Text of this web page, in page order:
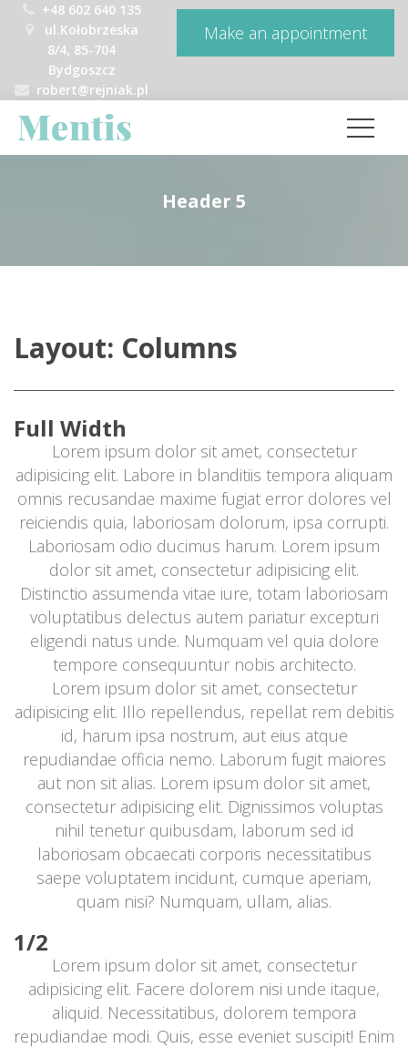
+48 602 640 135
ul.Kołobrzeska
8/4, 85-704
Bydgoszcz
robert@rejniak.pl
Make an appointment
Header 5
Layout: Column
Full Width
Lorem ipsum dolor sit amet, consectetur
adipisicing elit. Labore in blanditiis tempora aliquam
omnis recusandae maxime fugiat error dolores vel
reiciendis quia, laboriosam dolorum, ipsa corrupti.
Laboriosam odio ducimus harum. Lorem ipsum
dolor sit amet, consectetur adipisicing elit.
Distinctio assumenda vitae iure, totam laboriosam
voluptatibus delectus autem pariatur excepturi
eligendi natus unde. Numquam vel quia dolore
tempore consequuntur nobis architecto.
Lorem ipsum dolor sit amet, consectetur
adipisicing elit. Illo repellendus, repellat rem debitis
id, harum ipsa nostrum, aut eius atque
repudiandae officia nemo. Laborum fugit maiores
aut non sit alias. Lorem ipsum dolor sit amet,
consectetur adipisicing elit. Dignissimos voluptas
nihil tenetur quibusdam, laborum sed id
laboriosam obcaecati corporis necessitatibus
aepe voluptatem incidunt, cumque aperiam,
quam nisi? Numquam, ullam, alias.
1/2
Lorem ipsum dolor sit amet, consectetur
adipisicing elit. Facere dolorem nisi unde itaque,
aliquid. Necessitatibus, dolorem tempora
repudiandae modi. Quis, esse eveniet suscipit! Enim